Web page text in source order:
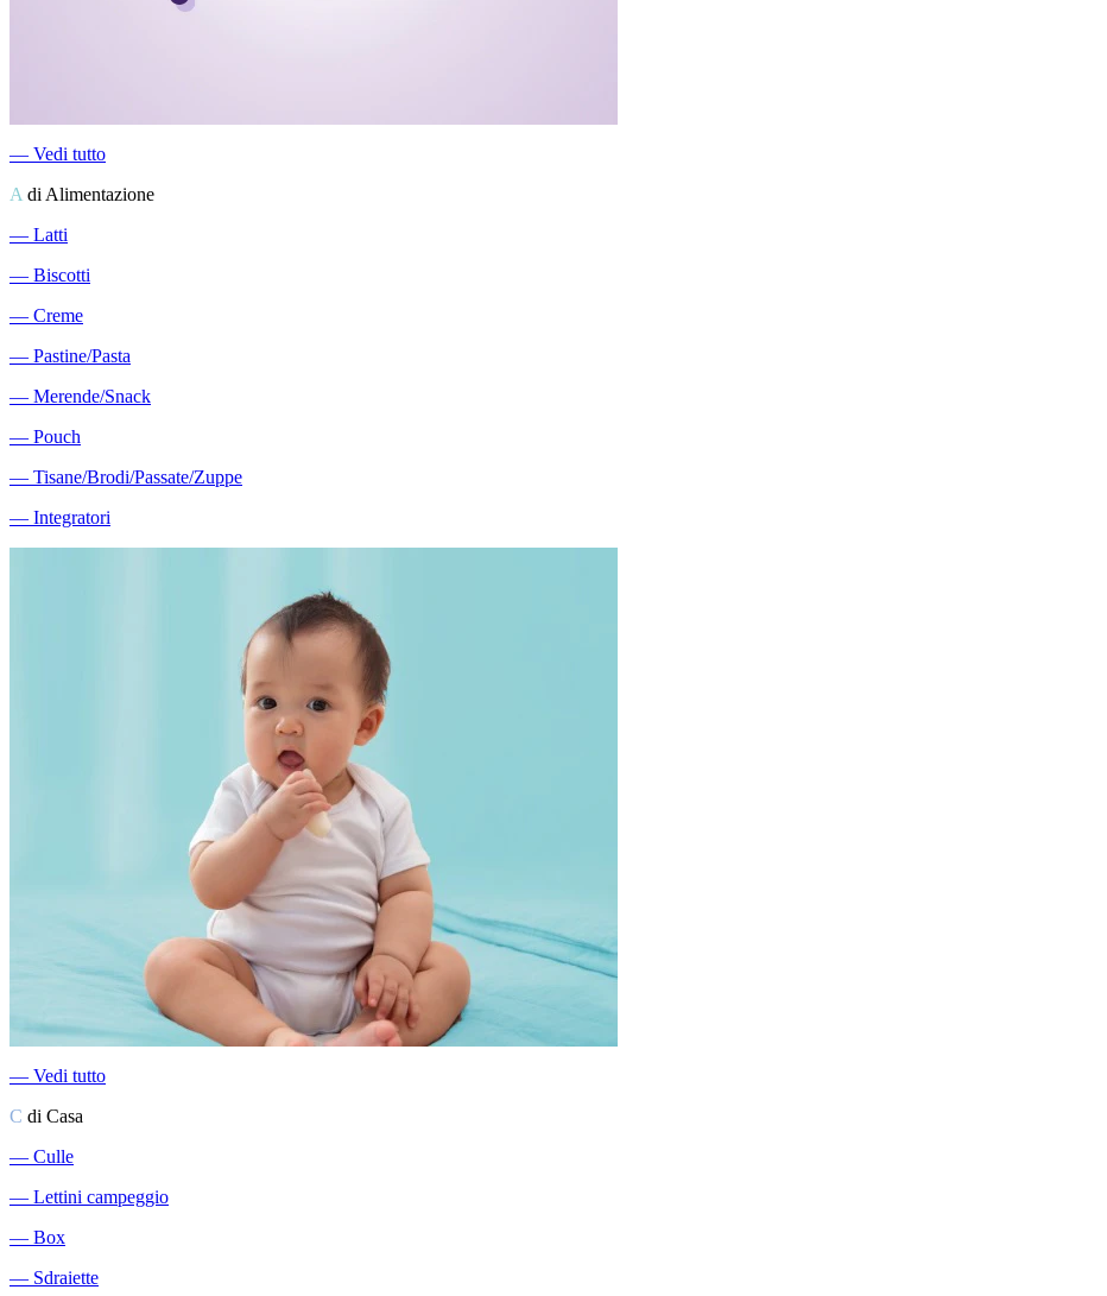
― Vedi tutto
A di Alimentazione
― Latti
― Biscotti
― Creme
― Pastine/Pasta
― Merende/Snack
― Pouch
― Tisane/Brodi/Passate/Zuppe
― Integratori
― Vedi tutto
C di Casa
― Culle
― Lettini campeggio
― Box
― Sdraiette